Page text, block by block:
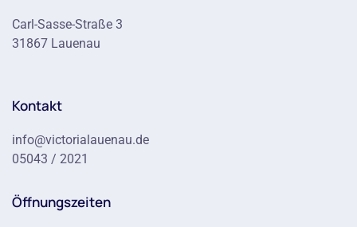
Carl-Sasse-Straße 3
31867 Lauenau
Kontakt
info@victorialauenau.de
05043 / 2021
Öffnungszeiten